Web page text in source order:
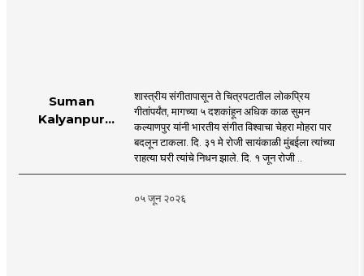
Suman
Kalyanpur
mumbai |
शास्त्रीय संगीतापासून ते चित्रपटातील लोकप्रिय
गीतांपर्यंत, मागच्या ५ दशकांहून अधिक काळ सुमन
कल्याणपुर यांनी भारतीय संगीत विश्वाचा चेहरा मोहरा पार
बदलून टाकला. दि. ३१ मे रोजी सायंकाळी मुंबईला त्यांच्या
राहत्या घरी त्यांचे निधन झाले. दि. १ जून रोजी ..
०५ जून २०२६